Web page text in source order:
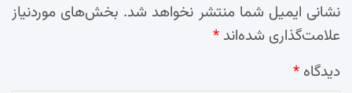
نشانی ایمیل شما منتشر نخواهد شد. بخش‌های موردنیاز
علامت‌گذاری شده‌اند *
دیدگاه *